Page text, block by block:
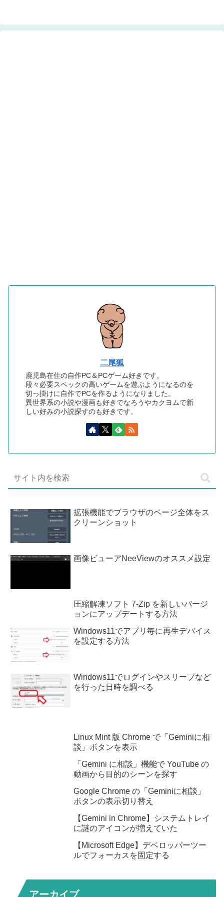
二尾狐
鹿児島在住の自作PC＆PCゲーム好きです。
段々必要スペックの高いゲームを遊ぶようになるのを
切っ掛けに自作でPCを作るようになりました。
異世界系の小説や漫画も好きでなろうやカクヨムで新
しい好みの小説探すのも好きです。
拡張機能でブラウザのページ全体をス
クリーンショット
画像ビューアNeeViewのオススメ設定
圧縮解凍ソフト 7-Zip を新しいバージ
ョンにアップデートする方法
Windows11でアプリ毎に再生デバイス
を設定する方法
Windows11でログインやスリープなど
を行った日時を調べる
Linux Mint 版 Chrome で「Geminiに相
談」ボタンを表示
「Gemini に相談」機能で YouTube の
動画から目的のシーンを探す
Google Chrome の「Geminiに相談」
ボタンの表示切り替え
【Gemini in Chrome】システムトレイ
に謎のアイコンが増えていた
【Microsoft Edge】デベロッパーツー
ルでフォーカスを固定する
アーカイブ